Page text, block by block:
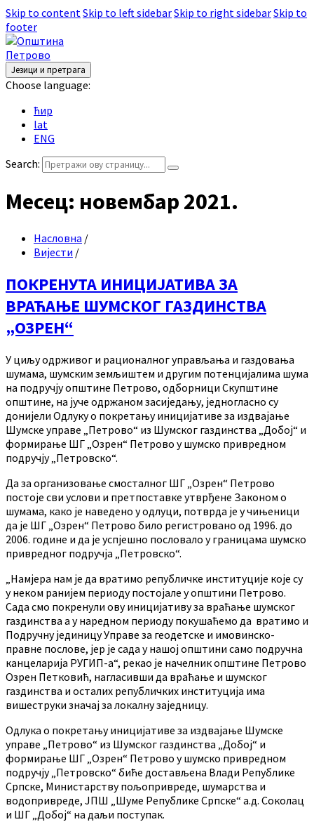
Skip to contentSkip to left sidebarSkip to right sidebarSkip to
footer
Језици и претрага
Choose language:
ћир
lat
ENG
Search:
Месец: новембар 2021.
Насловна /
Вијести /
ПОКРЕНУТА ИНИЦИЈАТИВА ЗА
ВРАЋАЊЕ ШУМСКОГ ГАЗДИНСТВА
„ОЗРЕН“
У циљу одрживог и рационалног управљања и газдовања
шумама, шумским земљиштем и другим потенцијалима шума
на подручју општине Петрово, одборници Скупштине
општине, на јуче одржаном засиједању, једногласно су
донијели Одлуку о покретању иницијативе за издвајање
Шумске управе „Петрово“ из Шумског газдинства „Добој“ и
формирање ШГ „Озрен“ Петрово у шумско привредном
подручју „Петровско“.
Да за организовање смосталног ШГ „Озрен“ Петрово
постоје сви услови и претпоставке утврђене Законом о
шумама, како је наведено у одлуци, потврда је у чињеници
да је ШГ „Озрен“ Петрово било регистровано од 1996. до
2006. године и да је успјешно пословало у границама шумско
привредног подручја „Петровско“.
„Намјера нам је да вратимо републичке институције које су
у неком ранијем периоду постојале у општини Петрово.
Сада смо покренули ову иницијативу за враћање шумског
газдинства а у наредном периоду покушаћемо да вратимо и
Подручну јединицу Управе за геодетске и имовинско-
правне послове, јер је сада у нашој општини само подручна
канцеларија РУГИП-а“, рекао је начелник општине Петрово
Озрен Петковић, нагласивши да враћање и шумског
газдинства и осталих републичких институција има
вишеструки значај за локалну заједницу.
Одлука о покретању иницијативе за издвајање Шумске
управе „Петрово“ из Шумског газдинства „Добој“ и
формирање ШГ „Озрен“ Петрово у шумско привредном
подручју „Петровско“ биће достављена Влади Републике
Српске, Министарству пољопривреде, шумарства и
водопривреде, ЈПШ „Шуме Републике Српске“ а.д. Соколац
и ШГ „Добој“ на даљи поступак.